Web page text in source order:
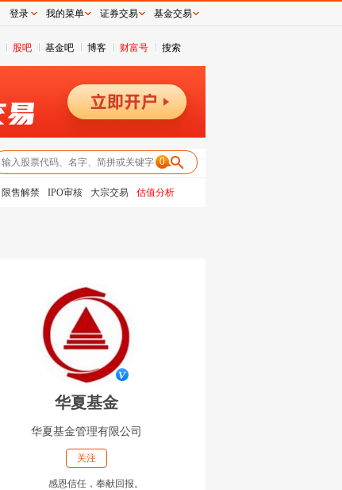
股吧 基金吧 博客 财富号 搜索
0
限售解禁 IPO审核 大宗交易 估值分析
华夏基金
华夏基金管理有限公司
关注
感恩信任，奉献回报。
登录 我的菜单 证券交易 基金交易